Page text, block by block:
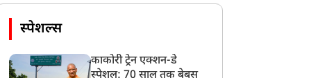
स्पेशल्स
काकोरी ट्रेन एक्शन-डे